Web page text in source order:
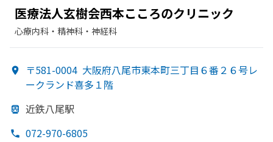
医療法人玄樹会西本こころのクリニック
心療内科・​精神科・神経科
〒581-0004 大阪府八尾市東本町三丁目６番２６号レ
ークランド喜多１階
近鉄八尾駅
072-970-6805